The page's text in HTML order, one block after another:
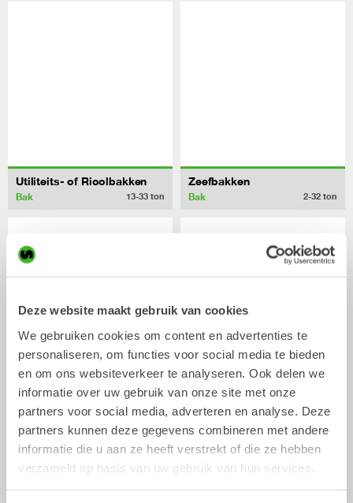
Deze website maakt gebruik van cookies
We gebruiken cookies om content en advertenties te
personaliseren, om functies voor social media te bieden
en om ons websiteverkeer te analyseren. Ook delen we
informatie over uw gebruik van onze site met onze
partners voor social media, adverteren en analyse. Deze
partners kunnen deze gegevens combineren met andere
informatie die u aan ze heeft verstrekt of die ze hebben
verzameld op basis van uw gebruik van hun services.
Utiliteits- of Rioolbakken
Bak 13-33 ton
Zeefbakken
Bak 2-32 ton
Graaf- of dieplepelbakken
Bak 0-33ton
Smalle- of Banaanbakken
Bak 0-40ton
Hydraulische uitrustingsstukken /
HITACHI ZX250LC-6